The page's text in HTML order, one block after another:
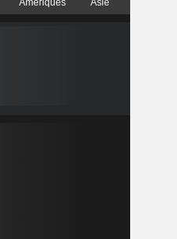
Amériques Asie